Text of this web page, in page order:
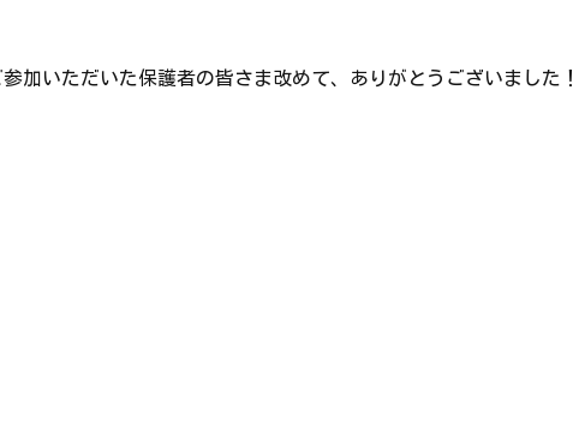
加いただいた保護者の皆さま改めて、ありがとうございました！